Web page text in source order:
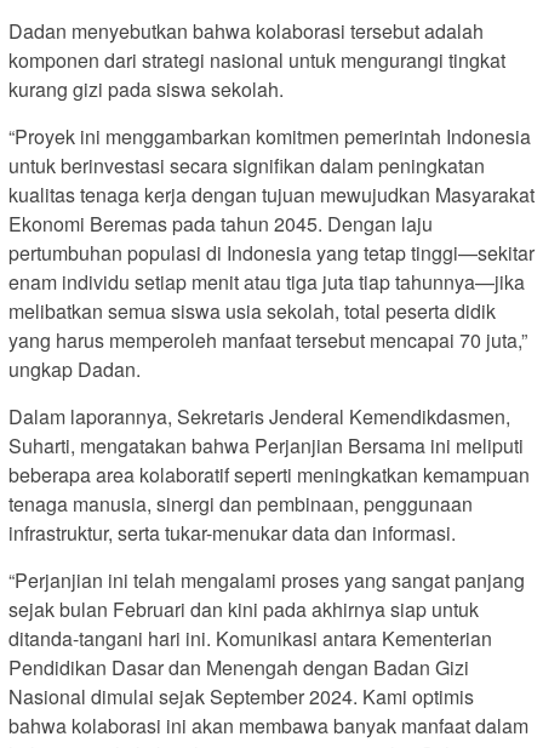
Dadan menyebutkan bahwa kolaborasi tersebut adalah
komponen dari strategi nasional untuk mengurangi tingkat
kurang gizi pada siswa sekolah.
“Proyek ini menggambarkan komitmen pemerintah Indonesia
untuk berinvestasi secara signifikan dalam peningkatan
kualitas tenaga kerja dengan tujuan mewujudkan Masyarakat
Ekonomi Beremas pada tahun 2045. Dengan laju
pertumbuhan populasi di Indonesia yang tetap tinggi—sekitar
enam individu setiap menit atau tiga juta tiap tahunnya—jika
melibatkan semua siswa usia sekolah, total peserta didik
yang harus memperoleh manfaat tersebut mencapai 70 juta,”
ungkap Dadan.
Dalam laporannya, Sekretaris Jenderal Kemendikdasmen,
Suharti, mengatakan bahwa Perjanjian Bersama ini meliputi
beberapa area kolaboratif seperti meningkatkan kemampuan
tenaga manusia, sinergi dan pembinaan, penggunaan
infrastruktur, serta tukar-menukar data dan informasi.
“Perjanjian ini telah mengalami proses yang sangat panjang
sejak bulan Februari dan kini pada akhirnya siap untuk
ditanda-tangani hari ini. Komunikasi antara Kementerian
Pendidikan Dasar dan Menengah dengan Badan Gizi
Nasional dimulai sejak September 2024. Kami optimis
bahwa kolaborasi ini akan membawa banyak manfaat dalam